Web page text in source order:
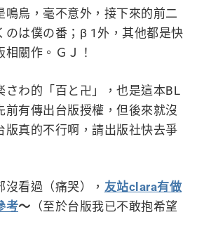
鳴鳥，毫不意外，接下來的前二
のは僕の番；β 1外，其他都是快
關作。ＧＪ！
さわ的「百と卍」，也是這本BL
前有傳出台版授權，但後來就沒
版真的不行啊，請出版社快去爭
看過（痛哭）， 友站clara有做
考～ （至於台版我已不敢抱希望